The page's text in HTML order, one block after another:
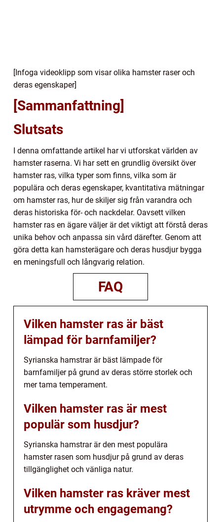
[Infoga videoklipp som visar olika hamster raser och
deras egenskaper]
[Sammanfattning]
Slutsats
I denna omfattande artikel har vi utforskat världen av
hamster raserna. Vi har sett en grundlig översikt över
hamster ras, vilka typer som finns, vilka som är
populära och deras egenskaper, kvantitativa mätningar
om hamster ras, hur de skiljer sig från varandra och
deras historiska för- och nackdelar. Oavsett vilken
hamster ras en ägare väljer är det viktigt att förstå deras
unika behov och anpassa sin vård därefter. Genom att
göra detta kan hamsterägare och deras husdjur bygga
en meningsfull och långvarig relation.
FAQ
Vilken hamster ras är bäst
lämpad för barnfamiljer?
Syrianska hamstrar är bäst lämpade för
barnfamiljer på grund av deras större storlek och
mer tama temperament.
Vilken hamster ras är mest
populär som husdjur?
Syrianska hamstrar är den mest populära
hamster rasen som husdjur på grund av deras
tillgänglighet och vänliga natur.
Vilken hamster ras kräver mest
utrymme och engagemang?